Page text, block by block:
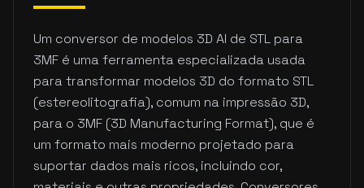
Um conversor de modelos 3D AI de STL para
3MF é uma ferramenta especializada usada
para transformar modelos 3D do formato STL
(estereolitografia), comum na impressão 3D,
para o 3MF (3D Manufacturing Format), que é
um formato mais moderno projetado para
suportar dados mais ricos, incluindo cor,